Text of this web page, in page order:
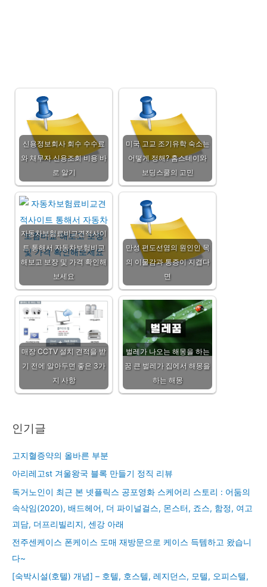
신용정보회사 회수 수수료
와 채무자 신용조회 비용 바
로 알기
미국 고교 조기유학 숙소는
어떻게 정해? 홈스테이와
보딩스쿨의 고민
자동차보험료비교견적사이
트 통해서 자동차보험비교
해보고 보장 및 가격 확인해
보세요
만성 편도선염의 원인인 목
의 이물감과 통증이 지겹다
면
매장 CCTV 설치 견적을 받
기 전에 알아두면 좋은 3가
지 사항
벌레가 나오는 해몽을 하는
꿈 큰 벌레가 집에서 해몽을
하는 해몽
인기글
고지혈증약의 올바른 부분
아리레고st 겨울왕국 블록 만들기 정직 리뷰
독거노인이 최근 본 넷플릭스 공포영화 스케어리 스토리 : 어둠의
속삭임(2020), 배드헤어, 더 파이널걸스, 몬스터, 죠스, 함정, 여고
괴담, 더프리빌리지, 센강 아래
전주센케이스 폰케이스 도매 재방문으로 케이스 득템하고 왔습니
다~
[숙박시설(호텔) 개념] – 호텔, 호스텔, 레지던스, 모텔, 오피스텔,